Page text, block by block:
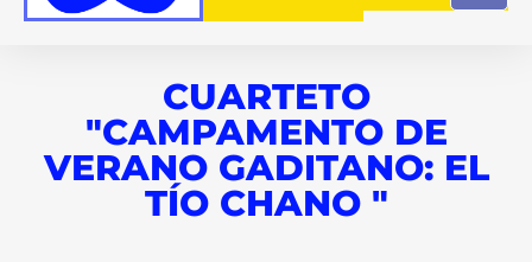
CUARTETO
"CAMPAMENTO DE
VERANO GADITANO: EL
TÍO CHANO "